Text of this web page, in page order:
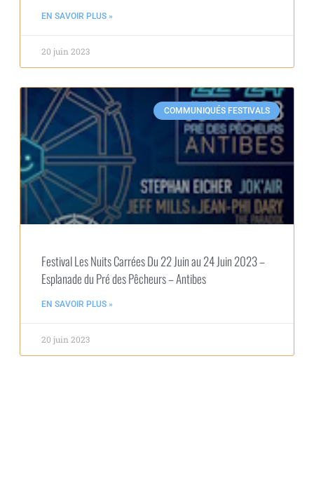
EN SAVOIR PLUS »
20 juin 2023
COMMUNIQUÉS FESTIVALS
Festival Les Nuits Carrées Du 22 Juin au 24 Juin 2023 –
Esplanade du Pré des Pêcheurs – Antibes
EN SAVOIR PLUS »
20 juin 2023